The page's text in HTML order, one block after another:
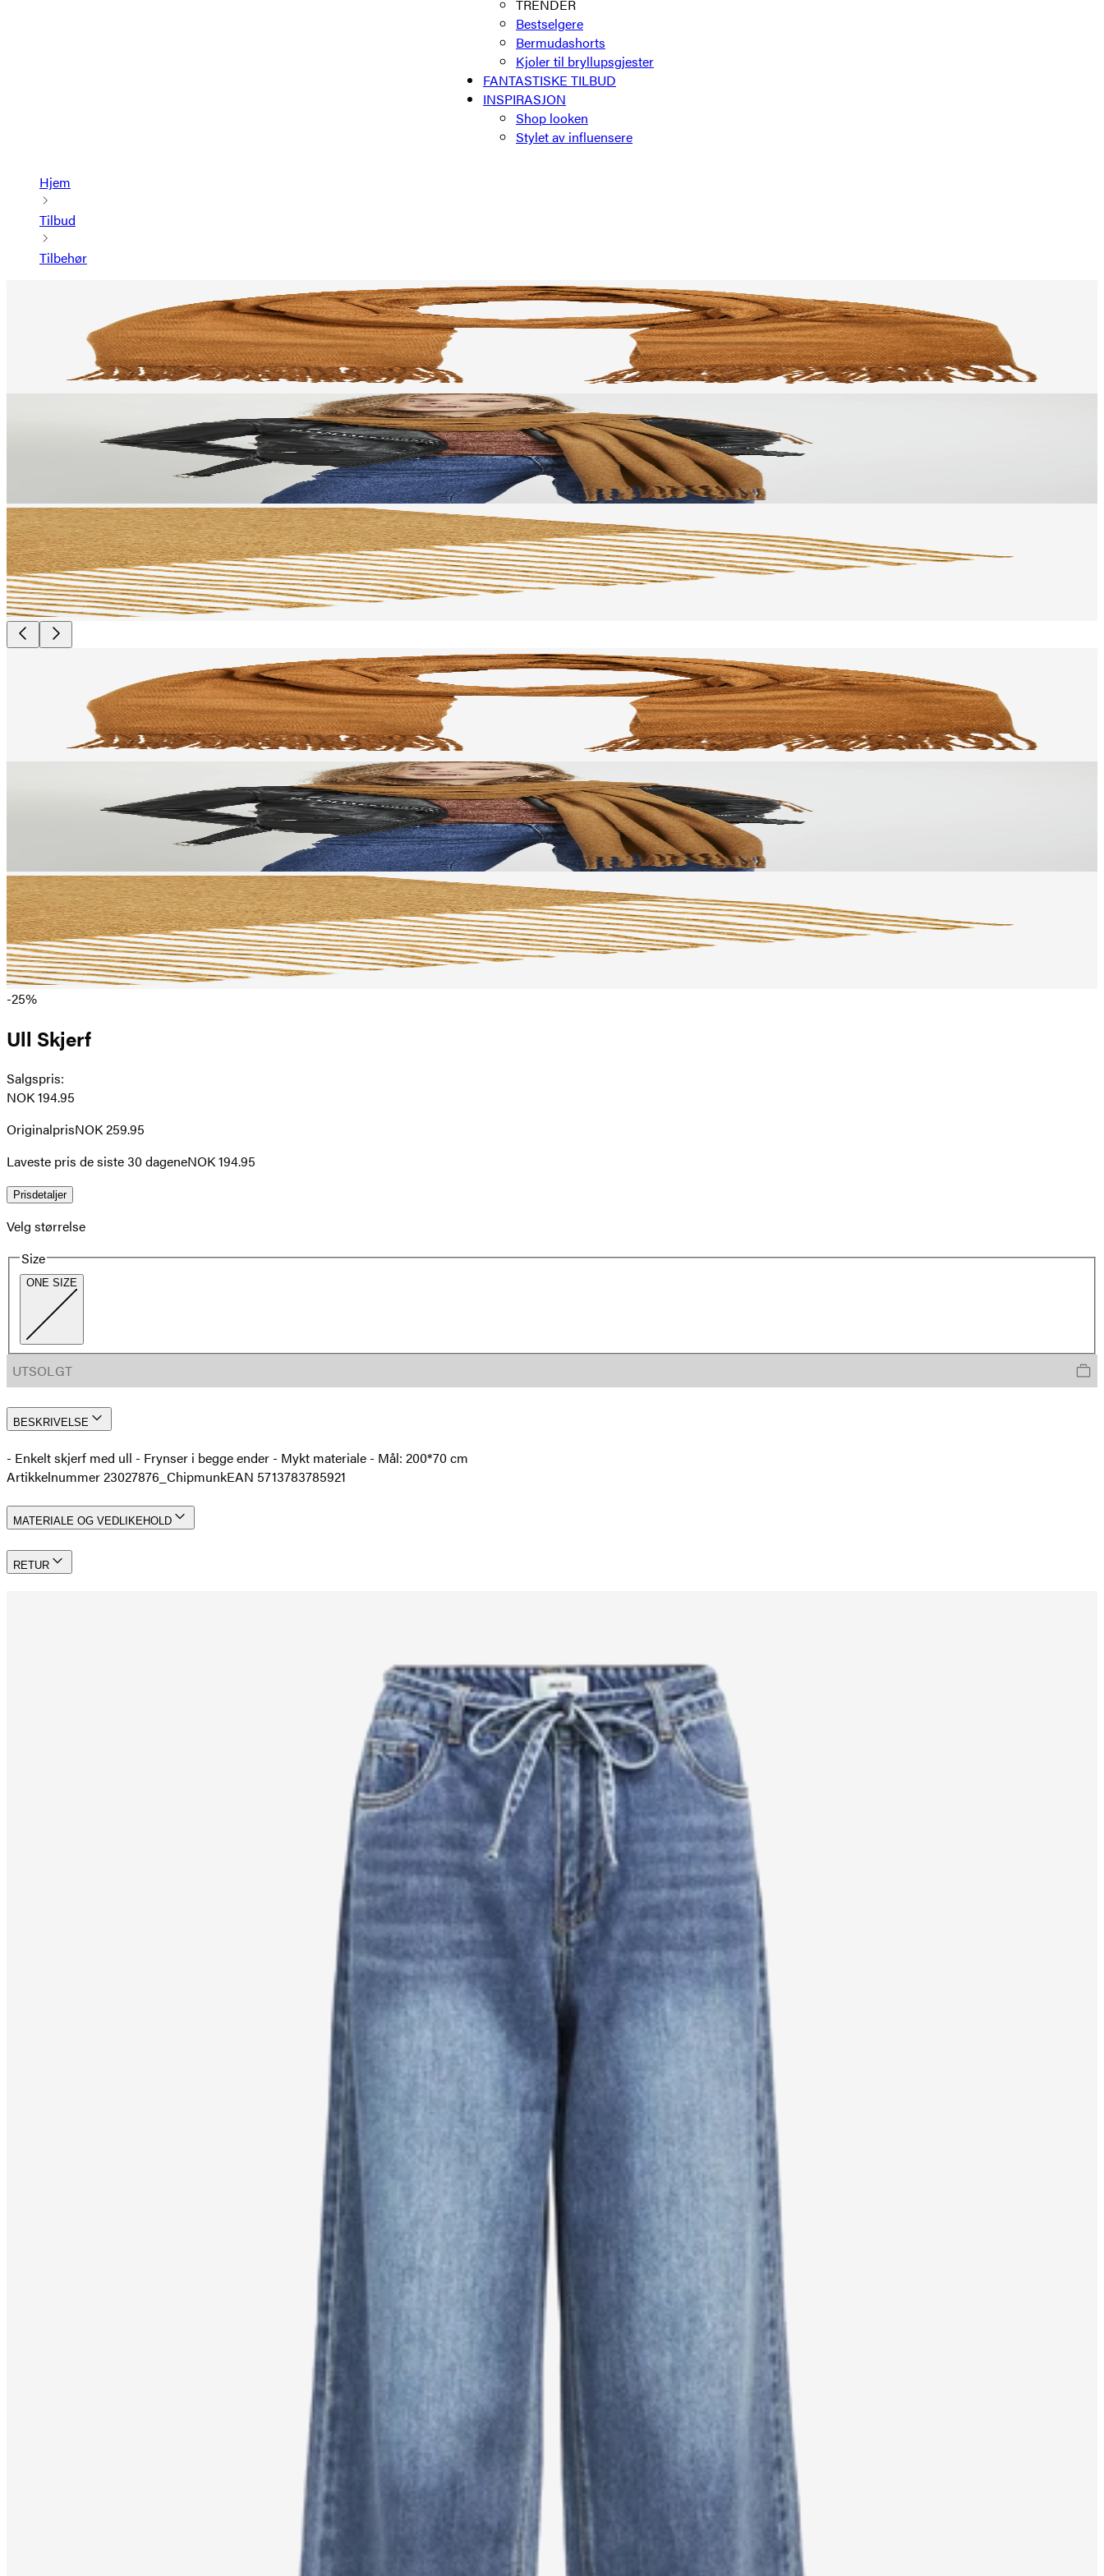
TRENDER
Bestselgere
Bermudashorts
Kjoler til bryllupsgjester
FANTASTISKE TILBUD
INSPIRASJON
Shop looken
Stylet av influensere
Hjem
Tilbud
Tilbehør
-25%
Ull Skjerf
Salgspris:
NOK 194.95
OriginalprisNOK 259.95
Laveste pris de siste 30 dageneNOK 194.95
Prisdetaljer
Velg størrelse
Size
ONE SIZE
UTSOLGT
BESKRIVELSE
- Enkelt skjerf med ull - Frynser i begge ender - Mykt materiale - Mål: 200*70 cm
Artikkelnummer 23027876_ChipmunkEAN 5713783785921
MATERIALE OG VEDLIKEHOLD
RETUR